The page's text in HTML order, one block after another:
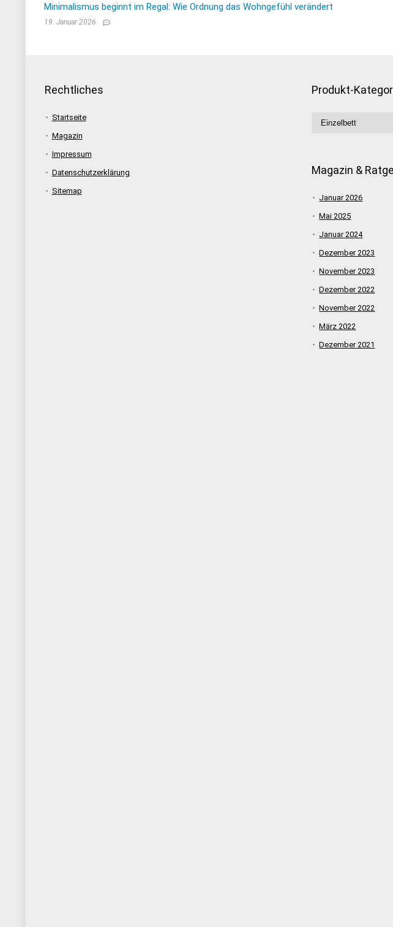
Minimalismus beginnt im Regal: Wie Ordnung das Wohngefühl verändert
19. Januar 2026
Rechtliches
Startseite
Magazin
Impressum
Datenschutzerklärung
Sitemap
Produkt-
Magazin &
Januar 2026
Mai 2025
Januar 2024
Dezember 2023
November 2023
Dezember 2022
November 2022
März 2022
Dezember 2021